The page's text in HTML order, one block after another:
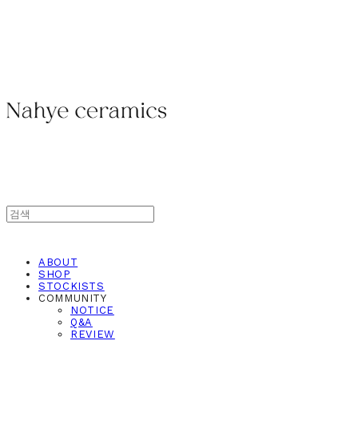
ABOUT
SHOP
STOCKISTS
COMMUNITY
NOTICE
Q&A
REVIEW